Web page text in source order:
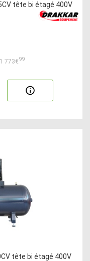
tête bi étagé 400V
773€99
tête bi étagé 400V